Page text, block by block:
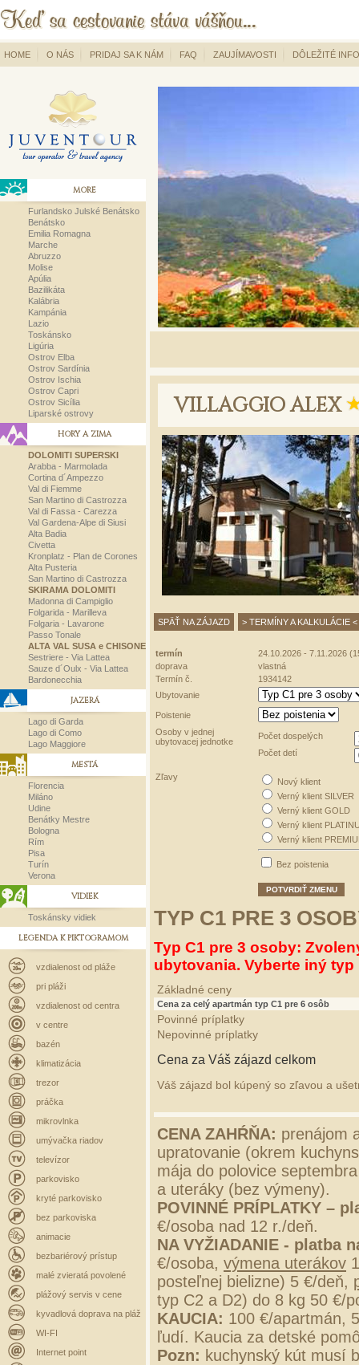
HOME O NÁS PRIDAJ SA K NÁM FAQ ZAUJÍMAVOSTI DÔLEŽITÉ
MORE
Furlandsko Julské Benátsko
Benátsko
Emilia Romagna
Marche
Abruzzo
Molise
Apúlia
Bazilikáta
Kalábria
Kampánia
Lazio
Toskánsko
Ligúria
Ostrov Elba
Ostrov Sardínia
Ostrov Ischia
Ostrov Capri
Ostrov Sicília
Liparské ostrovy
HORY A ZIMA
DOLOMITI SUPERSKI
Arabba - Marmolada
Cortina d´Ampezzo
Val di Fiemme
San Martino di Castrozza
Val di Fassa - Carezza
Val Gardena-Alpe di Siusi
Alta Badia
Civetta
Kronplatz - Plan de Corones
Alta Pusteria
San Martino di Castrozza
SKIRAMA DOLOMITI
Madonna di Campiglio
Folgarida - Marilleva
Folgaria - Lavarone
Passo Tonale
ALTA VAL SUSA e CHISONE
Sestriere - Via Lattea
Sauze d´Oulx - Via Lattea
Bardonecchia
JAZERÁ
Lago di Garda
Lago di Como
Lago Maggiore
MESTÁ
Florencia
Miláno
Udine
Benátky Mestre
Bologna
Rím
Pisa
Turín
Verona
VIDIEK
Toskánsky vidiek
LEGENDA K PIKTOGRAMOM
vzdialenost od pláže
pri pláži
vzdialenost od centra
v centre
bazén
klimatizácia
trezor
práčka
mikrovlnka
umývačka riadov
televízor
parkovisko
kryté parkovisko
bez parkoviska
animacie
bezbariérový prístup
malé zvieratá povolené
plážový servis v cene
kyvadlová doprava na pláž
WI-FI
Internet point
VILLAGGIO ALEX
SPÄŤ NA ZÁJAZD > TERMÍNY A KALKULÁCIE <
termín
24.10.2026 - 7.11.2026
doprava
vlastná
Termín č.
1934142
Ubytovanie
Poistenie
Osoby v jednej
ubytovacej jednotke
Počet dospelých
Počet detí
Zľavy
Nový klient
Verný klient SILVER
Verný klient GOLD
Verný klient
Verný klient
Bez poistenia
POTVRDIŤ ZMENU
TYP C1 PRE 3
Typ C1 pre 3 osoby:
ubytovania. Vyberte iný typ
Základné ceny
Cena za celý apartmán typ C1 pre 6 osôb
Povinné príplatky
Nepovinné príplatky
Cena za Váš zájazd celkom
Váš zájazd bol kúpený so zľavou a
CENA ZAHŔŇA: prenájom
upratovanie (okrem
mája do polovice
a uteráky (bez výmeny).
POVINNÉ PRÍPLATKY –
€/osoba nad 12 r./deň.
NA VYŽIADANIE - platba
€/osoba, výmena uterákov
posteľnej bielizne) 5 €/deň,
typ C2 a D2) do 8 kg 50 €/
KAUCIA: 100 €/apartmán,
ľudí. Kaucia za detské
Pozn: kuchynský kút musí